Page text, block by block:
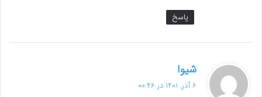
پاسخ
شیوا
ف
6 آذر, 1401 در 00:46